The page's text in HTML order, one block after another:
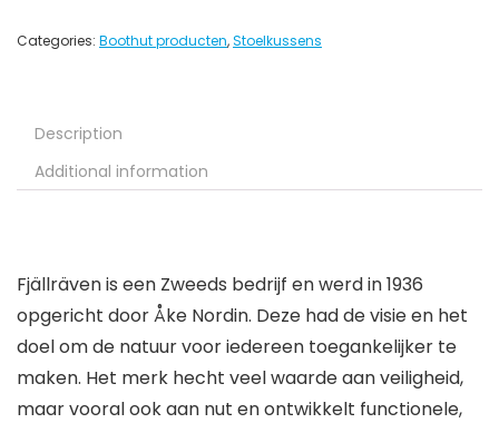
Categories: Boothut producten,Stoelkussens
Description
Additional information
Fjällräven is een Zweeds bedrijf en werd in 1936
opgericht door Åke Nordin. Deze had de visie en het
doel om de natuur voor iedereen toegankelijker te
maken. Het merk hecht veel waarde aan veiligheid,
maar vooral ook aan nut en ontwikkelt functionele,